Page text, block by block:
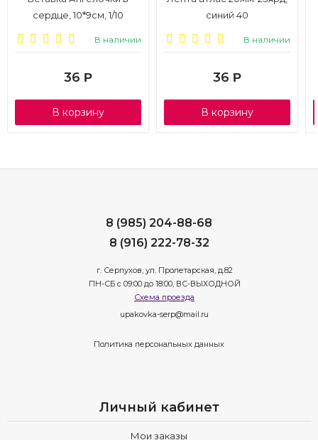
сердце, 10*9см, 1/10
В наличии
36 Р
В корзину
синий 40
В наличии
36 Р
В корзину
8 (985) 204-88-68
8 (916) 222-78-32
г. Серпухов, ул. Пролетарская, д.82
ПН-СБ с 09:00 до 18:00, ВС-ВЫХОДНОЙ
Схема проезда
upakovka-serp@mail.ru
Политика персональных данных
Личный кабинет
Мои заказы